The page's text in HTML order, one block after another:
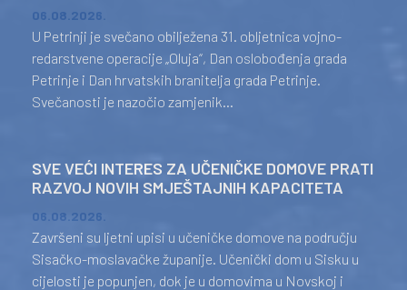
06.08.2026.
U Petrinji je svečano obilježena 31. obljetnica vojno-
redarstvene operacije „Oluja“, Dan oslobođenja grada
Petrinje i Dan hrvatskih branitelja grada Petrinje.
Svečanosti je nazočio zamjenik...
SVE VEĆI INTERES ZA UČENIČKE DOMOVE PRATI
RAZVOJ NOVIH SMJEŠTAJNIH KAPACITETA
06.08.2026.
Završeni su ljetni upisi u učeničke domove na području
Sisačko-moslavačke županije. Učenički dom u Sisku u
cijelosti je popunjen, dok je u domovima u Novskoj i